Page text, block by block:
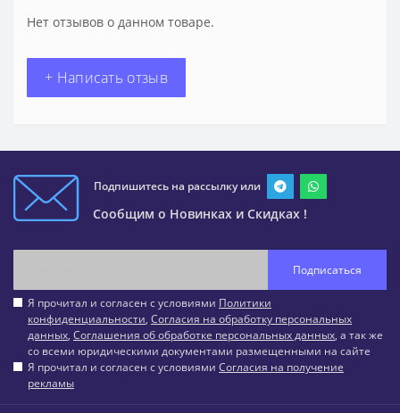
Нет отзывов о данном товаре.
+ Написать отзыв
Подпишитесь на рассылку или
Сообщим о Новинках и Скидках !
Подписаться
Я прочитал и согласен с условиями Политики
конфиденциальности, Согласия на обработку персональных
данных, Соглашения об обработке персональных данных, а так же
со всеми юридическими документами размещенными на сайте
Я прочитал и согласен с условиями Согласия на получение
рекламы